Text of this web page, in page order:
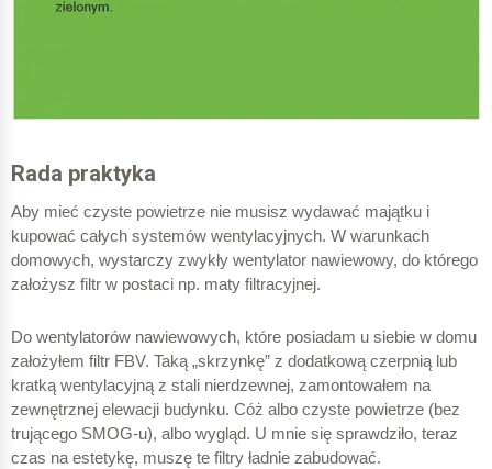
Rada praktyka
Aby mieć czyste powietrze nie musisz wydawać majątku i
kupować całych systemów wentylacyjnych. W warunkach
domowych, wystarczy zwykły wentylator nawiewowy, do którego
założysz filtr w postaci np. maty filtracyjnej.
Do wentylatorów nawiewowych, które posiadam u siebie w domu
założyłem filtr FBV. Taką „skrzynkę” z dodatkową czerpnią lub
kratką wentylacyjną z stali nierdzewnej, zamontowałem na
zewnętrznej elewacji budynku. Cóż albo czyste powietrze (bez
trującego SMOG-u), albo wygląd. U mnie się sprawdziło, teraz
czas na estetykę, muszę te filtry ładnie zabudować.